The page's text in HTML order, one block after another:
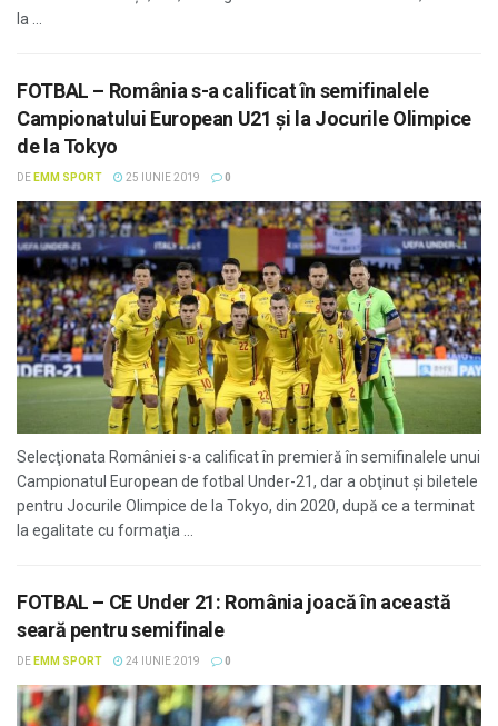
la ...
FOTBAL – România s-a calificat în semifinalele
Campionatului European U21 și la Jocurile Olimpice
de la Tokyo
DE EMM SPORT 25 IUNIE 2019 0
Selecţionata României s-a calificat în premieră în semifinalele unui
Campionatul European de fotbal Under-21, dar a obţinut şi biletele
pentru Jocurile Olimpice de la Tokyo, din 2020, după ce a terminat
la egalitate cu formaţia ...
FOTBAL – CE Under 21: România joacă în această
seară pentru semifinale
DE EMM SPORT 24 IUNIE 2019 0